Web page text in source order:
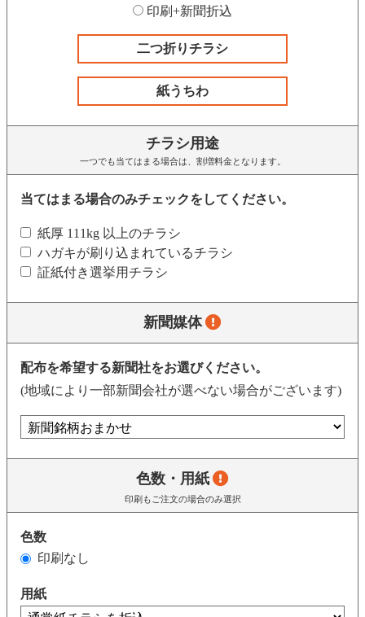
印刷+新聞折込
二つ折りチラシ
紙うちわ
チラシ用途
一つでも当てはまる場合は、割増料金となります。
当てはまる場合のみチェックをしてください。
紙厚 111kg 以上のチラシ
ハガキが刷り込まれているチラシ
証紙付き選挙用チラシ
新聞媒体
配布を希望する新聞社をお選びください。
(地域により一部新聞会社が選べない場合がございます)
色数・用紙
印刷もご注文の場合のみ選択
色数
印刷なし
用紙